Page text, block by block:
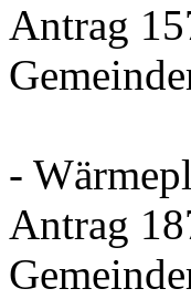
Antrag
-
Antrag